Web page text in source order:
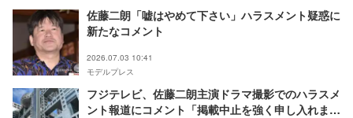
佐藤二朗「嘘はやめて下さい」ハラスメント疑惑に
新たなコメント
2026.07.03 10:41
モデルプレス
フジテレビ、佐藤二朗主演ドラマ撮影でのハラスメ
ント報道にコメント「掲載中止を強く申し入れまし